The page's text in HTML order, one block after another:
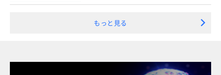
もっと見る